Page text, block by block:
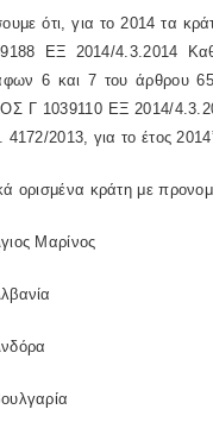
ότι, για το 2014 τα
ΕΞ 2014/4.3.2014
6 και 7 του άρθρου 65
Γ 1039110 ΕΞ 2014/
4172/2013, για το έτος
ορισμένα κράτη με
Μαρίνος